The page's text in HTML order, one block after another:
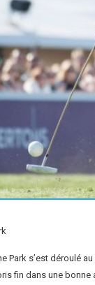
Park s’est déroulé
fin dans une bonne